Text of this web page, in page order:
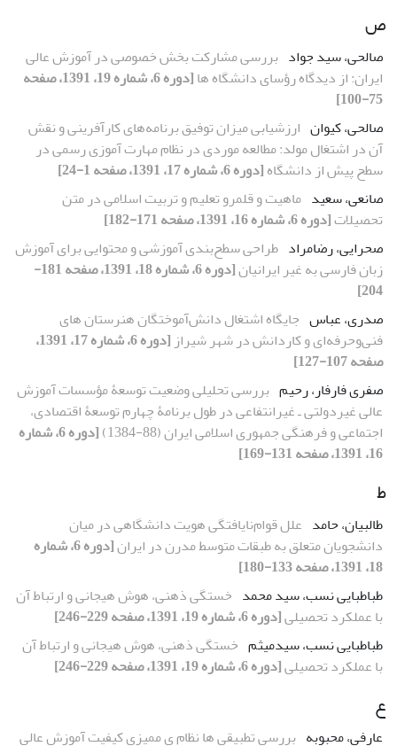
ص
صالحی، سید جواد بررسی مشارکت بخش خصوصی در آموزش عالی
ایران: از دیدگاه رؤسای دانشگاه ها
[دوره 6، شماره 19، 1391، صفحه
75-100]
صالحی، کیوان ارزشیابی میزان توفیق برنامه‌های کارآفرینی و نقش
آن در اشتغال مولد: مطالعه موردی در نظام مهارت آموزی رسمی در
سطح پیش از دانشگاه[دوره 6، شماره 17، 1391، صفحه 1-24]
صانعی، سعید ماهیت و قلمرو تعلیم و تربیت اسلامى در متن
تحصیلات[دوره 6، شماره 16، 1391، صفحه 171-182]
صحرایی، رضامراد طراحی سطح‌بندی آموزشی و محتوایی برای آموزش
زبان فارسی به غیر ایرانیان
[دوره 6، شماره 18، 1391، صفحه 181-
204]
صدری، عباس جایگاه اشتغال دانش‌آموختگان هنرستان‏ های
فنی‌وحرفه‌ای و کاردانش در شهر شیراز
[دوره 6، شماره 17، 1391،
صفحه 107-127]
صفری فارفار، رحیم بررسی تحلیلی وضعیت توسعۀ مؤسسات آموزش
عالی غیردولتی ـ غیرانتفاعی در طول برنامۀ چهارم توسعۀ اقتصادی،
اجتماعی و فرهنگی جمهوری اسلامی ایران (88-1384)
[دوره 6، شماره
16، 1391، صفحه 131-169]
ط
طالبیان، حامد علل قوام‌نایافتگی هویت دانشگاهی در میان
دانشجویان متعلق به طبقات متوسط مدرن در ایران
[دوره 6، شماره
18، 1391، صفحه 133-180]
طباطبایی نسب، سید محمد خستگی ذهنی، هوش هیجانی و ارتباط آن
با عملکرد تحصیلی[دوره 6، شماره 19، 1391، صفحه 229-246]
طباطبایی نسب، سیدمیثم خستگی ذهنی، هوش هیجانی و ارتباط آن
با عملکرد تحصیلی[دوره 6، شماره 19، 1391، صفحه 229-246]
ع
عارفی، محبوبه بررسی تطبیقی ها نظام ی ممیزی کیفیت آموزش عالی